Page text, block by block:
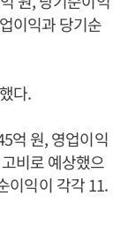
이익과 당기순
다.
억 원, 영업이익
비로 예상했으
이익이 각각 11.